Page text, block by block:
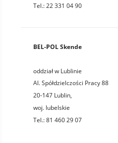
Tel.: 22 331 04 90
BEL-POL Skende
oddział w Lublinie
Al. Spółdzielczości Pracy 88
20-147 Lublin,
woj. lubelskie
Tel.:81 460 29 07